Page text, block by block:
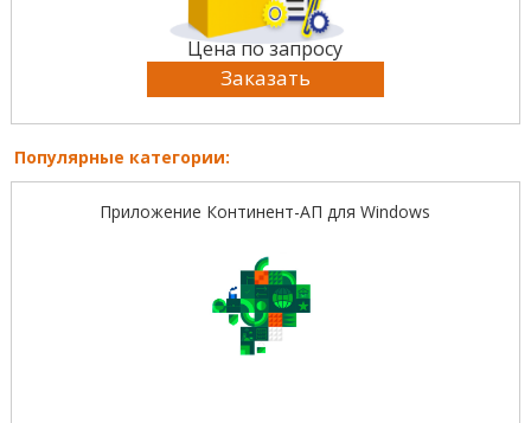
Цена по запросу
Заказать
Популярные категории:
Приложение Континент-АП для Windows